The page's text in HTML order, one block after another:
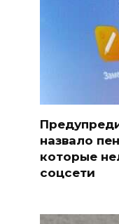
назвало
которые
соцсети